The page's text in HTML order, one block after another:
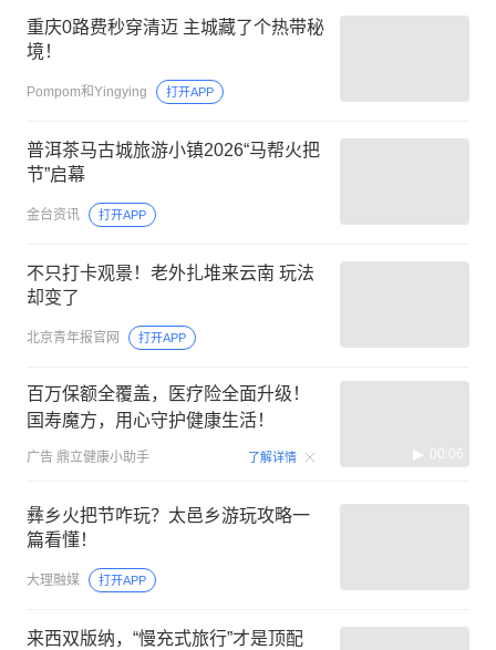
重庆0路费秒穿清迈 主城藏了个热带秘
境！
Pompom和Yingying 打开APP
普洱茶马古城旅游小镇2026“马帮火把
节”启幕
金台资讯 打开APP
不只打卡观景！老外扎堆来云南 玩法
却变了
北京青年报官网 打开APP
百万保额全覆盖，医疗险全面升级！
国寿魔方，用心守护健康生活！
广告 鼎立健康小助手 了解详情 00:06
彝乡火把节咋玩？太邑乡游玩攻略一
篇看懂！
大理融媒 打开APP
来西双版纳，“慢充式旅行”才是顶配